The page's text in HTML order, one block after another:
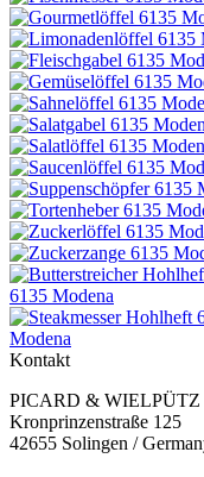
6135 Modena
Modena
Kontakt
PICARD & WIELPÜTZ
Kronprinzenstraße 125
42655 Solingen /